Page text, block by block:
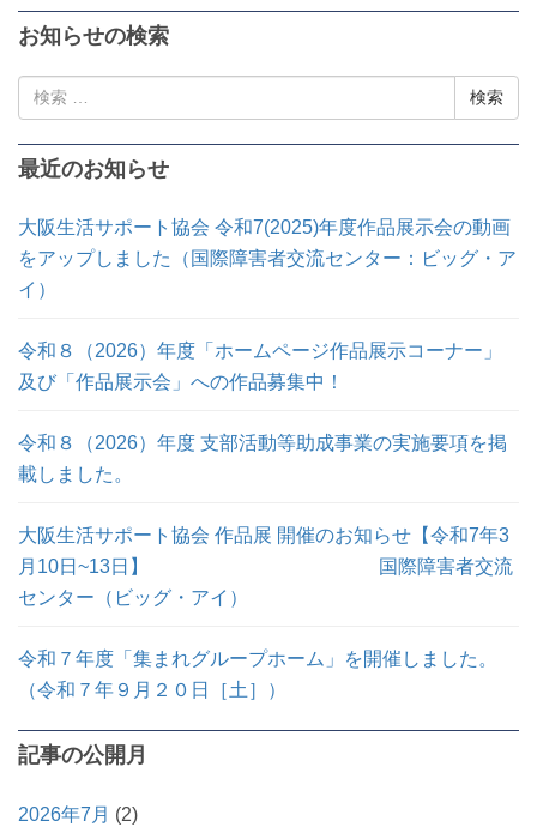
お知らせの検索
検
索:
最近のお知らせ
大阪生活サポート協会 令和7(2025)年度作品展示会の動画
をアップしました（国際障害者交流センター：ビッグ・ア
イ）
令和８（2026）年度「ホームページ作品展示コーナー」
及び「作品展示会」への作品募集中！
令和８（2026）年度 支部活動等助成事業の実施要項を掲
載しました。
大阪生活サポート協会 作品展 開催のお知らせ【令和7年3
月10日~13日】 国際障害者交流
センター（ビッグ・アイ）
令和７年度「集まれグループホーム」を開催しました。
（令和７年９月２０日［土］）
記事の公開月
2026年7月 (2)